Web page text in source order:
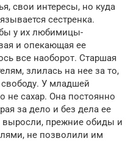
свои интересы, но куда
сестренка.
у их любимицы-
и опекающая ее
все наоборот. Старшая
злилась на нее за то,
У младшей
не сахар. Она постоянно
за дело и без дела ее
выросли, прежние обиды и
не позволили им